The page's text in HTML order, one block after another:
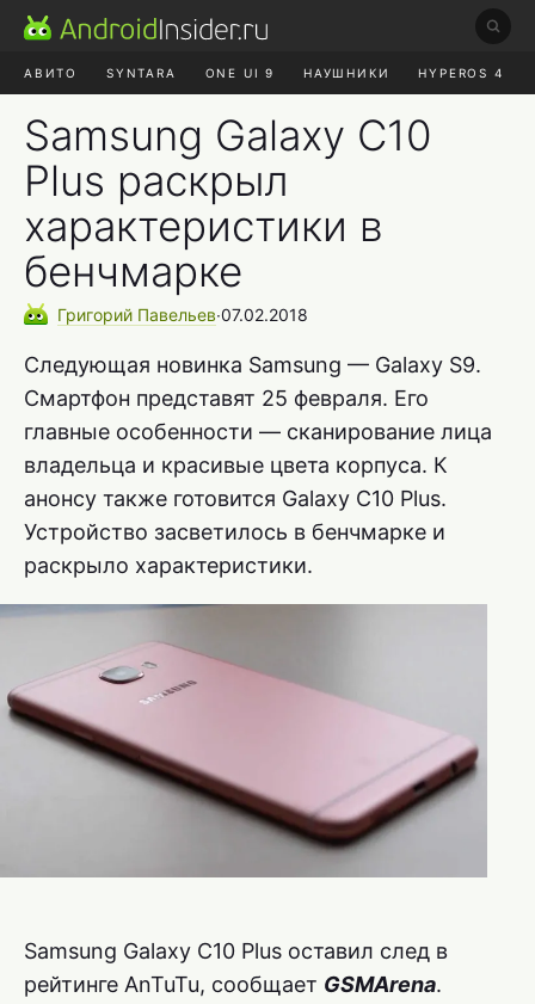
АВИТО SYNTARA ONE UI 9 НАУШНИКИ HYPEROS 4
Samsung Galaxy C10
Plus раскрыл
характеристики в
бенчмарке
Григорий Павельев∙07.02.2018
Следующая новинка Samsung — Galaxy S9.
Смартфон представят 25 февраля. Его
главные особенности — сканирование лица
владельца и красивые цвета корпуса. К
анонсу также готовится Galaxy C10 Plus.
Устройство засветилось в бенчмарке и
раскрыло характеристики.
Samsung Galaxy C10 Plus оставил след в
рейтинге AnTuTu, сообщает GSMArena.